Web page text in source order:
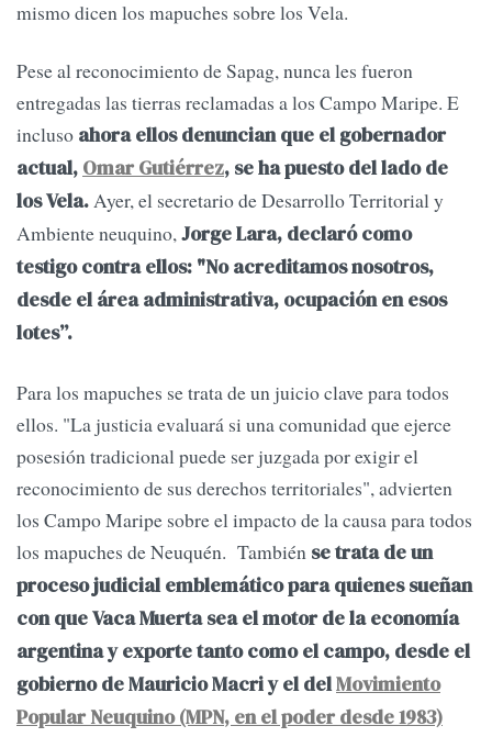
mismo dicen los mapuches sobre los Vela.
Pese al reconocimiento de Sapag, nunca les fueron
entregadas las tierras reclamadas a los Campo Maripe. E
incluso ahora ellos denuncian que el gobernador
actual, Omar Gutiérrez, se ha puesto del lado de
los Vela.Ayer, el secretario de Desarrollo Territorial y
Ambiente neuquino,Jorge Lara, declaró como
testigo contra ellos: "No acreditamos nosotros,
desde el área administrativa, ocupación en esos
lotes”.
Para los mapuches se trata de un juicio clave para todos
ellos. "La justicia evaluará si una comunidad que ejerce
posesión tradicional puede ser juzgada por exigir el
reconocimiento de sus derechos territoriales", advierten
los Campo Maripe sobre el impacto de la causa para todos
los mapuches de Neuquén. También se trata de un
proceso judicial emblemático para quienes sueñan
con que Vaca Muerta sea el motor de la economía
argentina y exporte tanto como el campo, desde el
gobierno de Mauricio Macri y el delMovimiento
Popular Neuquino (MPN, en el poder desde 1983)